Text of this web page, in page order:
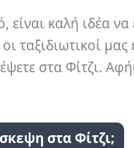
καλή ιδέα να
ταξιδιωτικοί μας
στα Φίτζι.
στα Φίτζι;